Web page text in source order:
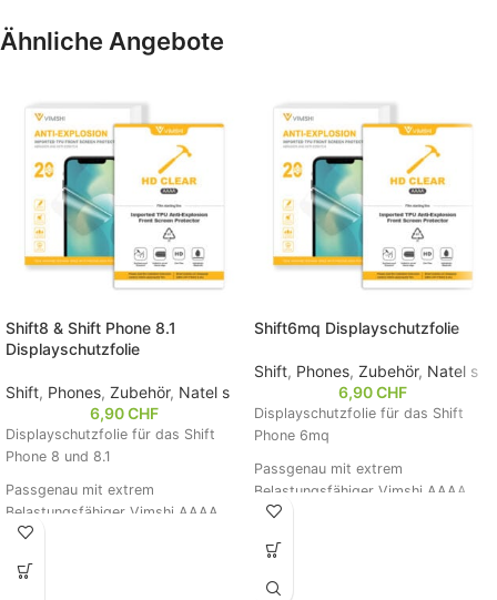
Ähnliche Angebote
Shift8 & Shift Phone 8.1
Displayschutzfolie
Shift, Phones, Zubehör, Natel s
6,90CHF
Displayschutzfolie für das Shift
Phone 8 und 8.1
Passgenau mit extrem
Belastungsfähiger Vimshi AAAA
Panzerschutzfolie Schützt
Stürzen.
Shift6mq Displayschutzfolie
Shift, Phones, Zubehör, Natel s
6,90CHF
Displayschutzfolie für das Shift
Phone 6mq
Passgenau mit extrem
Belastungsfähiger Vimshi AAAA
Panzerschutzfolie Schützt
Stürzen.
Die Folie wird direkt bei uns im